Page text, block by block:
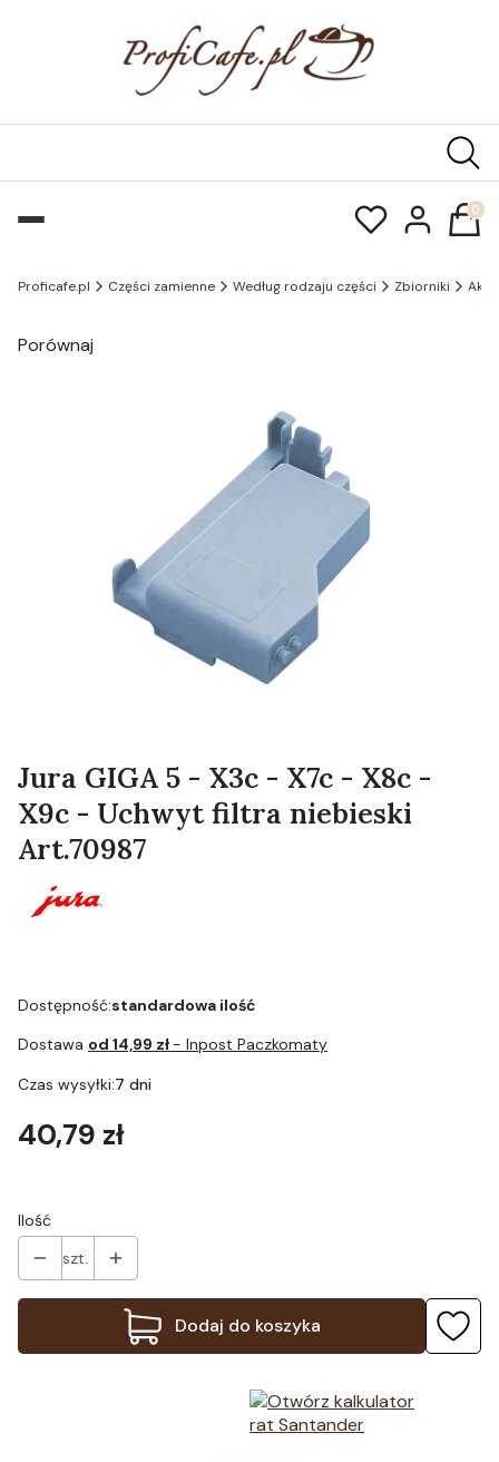
Proficafe.pl Części zamienne Według rodzaju części Zbiorniki
Porównaj
Jura GIGA 5 - X3c - X7c - X8c -
X9c - Uchwyt filtra niebieski
Art.70987
Dostępność:standardowa ilość
Dostawa od 14,99 zł - Inpost Paczkomaty
Czas wysyłki:7 dni
Cena
40,79 zł
Ilość
szt.
Dodaj do koszyka